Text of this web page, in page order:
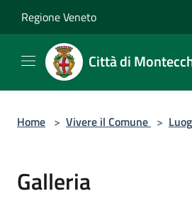
Regione Veneto
Città di
Home > Vivere il Comune >
Galleria